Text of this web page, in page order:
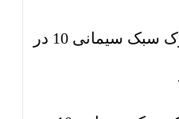
سوالات متداول بلوک سبک سیمانی 10 در